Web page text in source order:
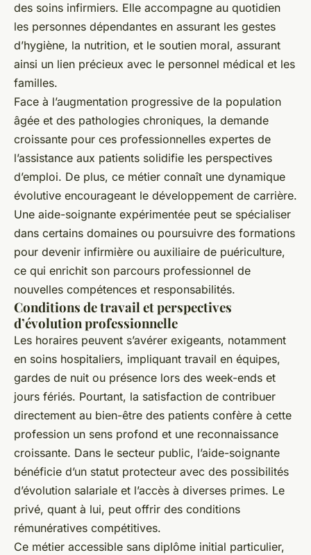
des soins infirmiers. Elle accompagne au quotidien
les personnes dépendantes en assurant les gestes
d’hygiène, la nutrition, et le soutien moral, assurant
ainsi un lien précieux avec le personnel médical et les
familles.
Face à l’augmentation progressive de la population
âgée et des pathologies chroniques, la demande
croissante pour ces professionnelles expertes de
l’assistance aux patients solidifie les perspectives
d’emploi. De plus, ce métier connaît une dynamique
évolutive encourageant le développement de carrière.
Une aide-soignante expérimentée peut se spécialiser
dans certains domaines ou poursuivre des formations
pour devenir infirmière ou auxiliaire de puériculture,
ce qui enrichit son parcours professionnel de
nouvelles compétences et responsabilités.
Conditions de travail et perspectives
d’évolution professionnelle
Les horaires peuvent s’avérer exigeants, notamment
en soins hospitaliers, impliquant travail en équipes,
gardes de nuit ou présence lors des week-ends et
jours fériés. Pourtant, la satisfaction de contribuer
directement au bien-être des patients confère à cette
profession un sens profond et une reconnaissance
croissante. Dans le secteur public, l’aide-soignante
bénéficie d’un statut protecteur avec des possibilités
d’évolution salariale et l’accès à diverses primes. Le
privé, quant à lui, peut offrir des conditions
rémunératives compétitives.
Ce métier accessible sans diplôme initial particulier,